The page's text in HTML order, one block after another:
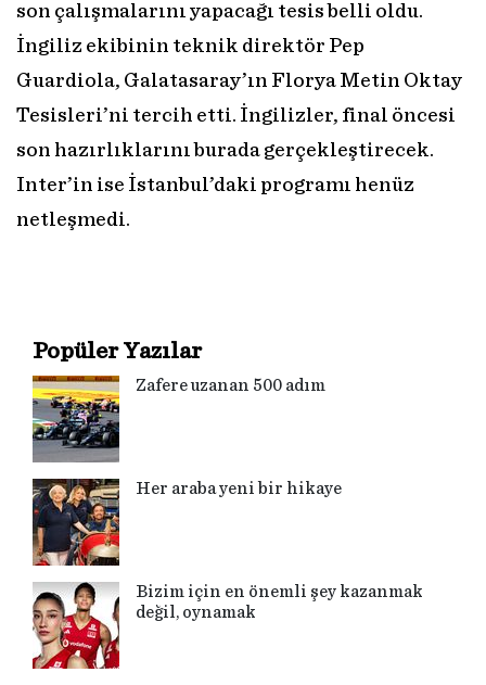
son çalışmalarını yapacağı tesis belli oldu.
İngiliz ekibinin teknik direktör Pep
Guardiola, Galatasaray’ın Florya Metin Oktay
Tesisleri’ni tercih etti. İngilizler, final öncesi
son hazırlıklarını burada gerçekleştirecek.
Inter’in ise İstanbul’daki programı henüz
netleşmedi.
Popüler Yazılar
Zafere uzanan 500 adım
Her araba yeni bir hikaye
Bizim için en önemli şey kazanmak
değil, oynamak